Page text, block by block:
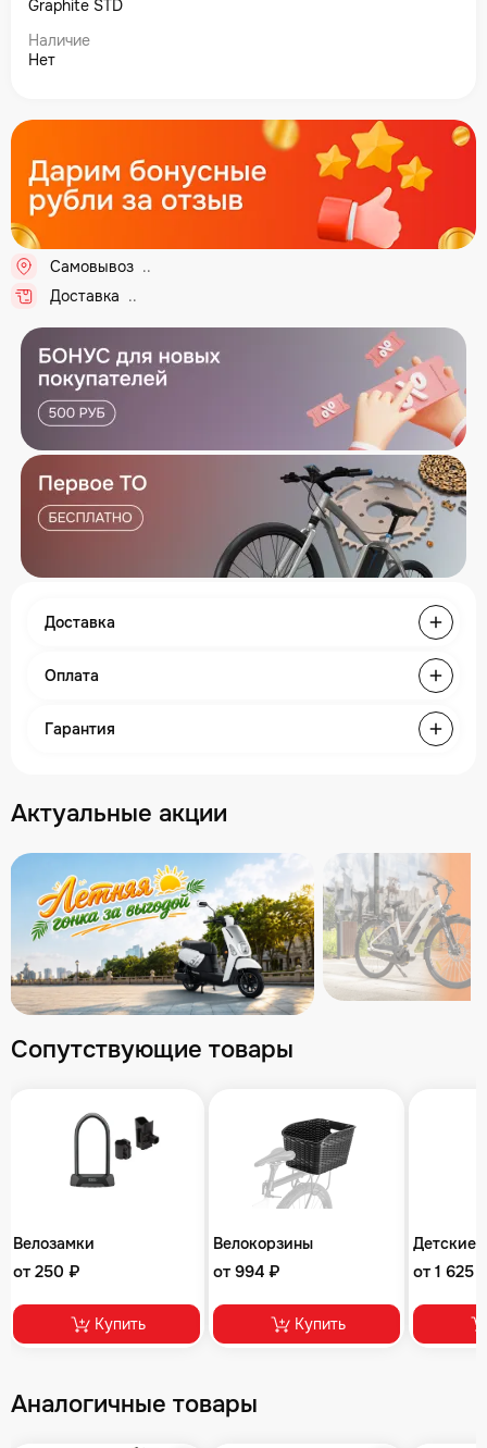
Graphite STD
Наличие
Нет
Самовывоз ...
Доставка ...
Доставка
Оплата
Гарантия
Актуальные акции
Сопутствующие товары
Велозамки
от 250 ₽
Купить
Велокорзины
от 994 ₽
Купить
Детские
от 1 625
Аналогичные товары